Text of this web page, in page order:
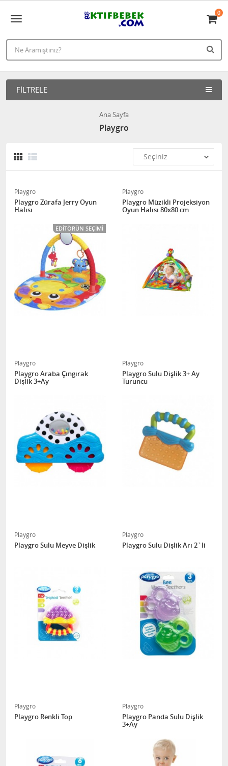
0
FILTRELE
Ana Sayfa
Playgro
Playgro
Playgro Zürafa Jerry Oyun
Halısı
EDITÖRÜN SEÇIMI
Playgro
Playgro Müzikli Projeksiyon
Oyun Halısı 80x80 cm
Playgro
Playgro Araba Çıngırak
Dişlik 3+Ay
Playgro
Playgro Sulu Dişlik 3+ Ay
Turuncu
Playgro
Playgro Sulu Meyve Dişlik
Playgro
Playgro Sulu Dişlik Arı 2`li
Playgro
Playgro Renkli Top
Playgro
Playgro Panda Sulu Dişlik
3+Ay